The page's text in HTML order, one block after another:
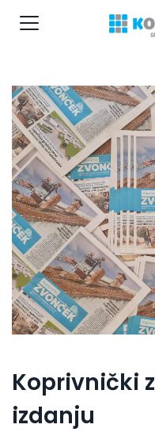
Koprivnički
izdanju